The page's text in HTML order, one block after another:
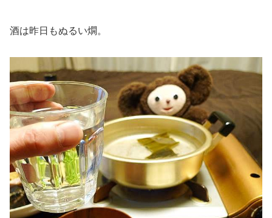
酒は昨日もぬるい燗。